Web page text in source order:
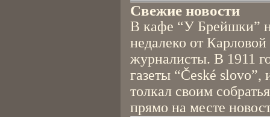
Свежие новости
В кафе “У Брейшки”
недалеко от
журналисты. В 1911
газеты “České slovo”,
толкал своим
прямо на месте